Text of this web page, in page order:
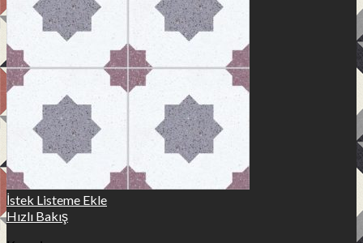
İstek Listeme Ekle
Hızlı Bakış